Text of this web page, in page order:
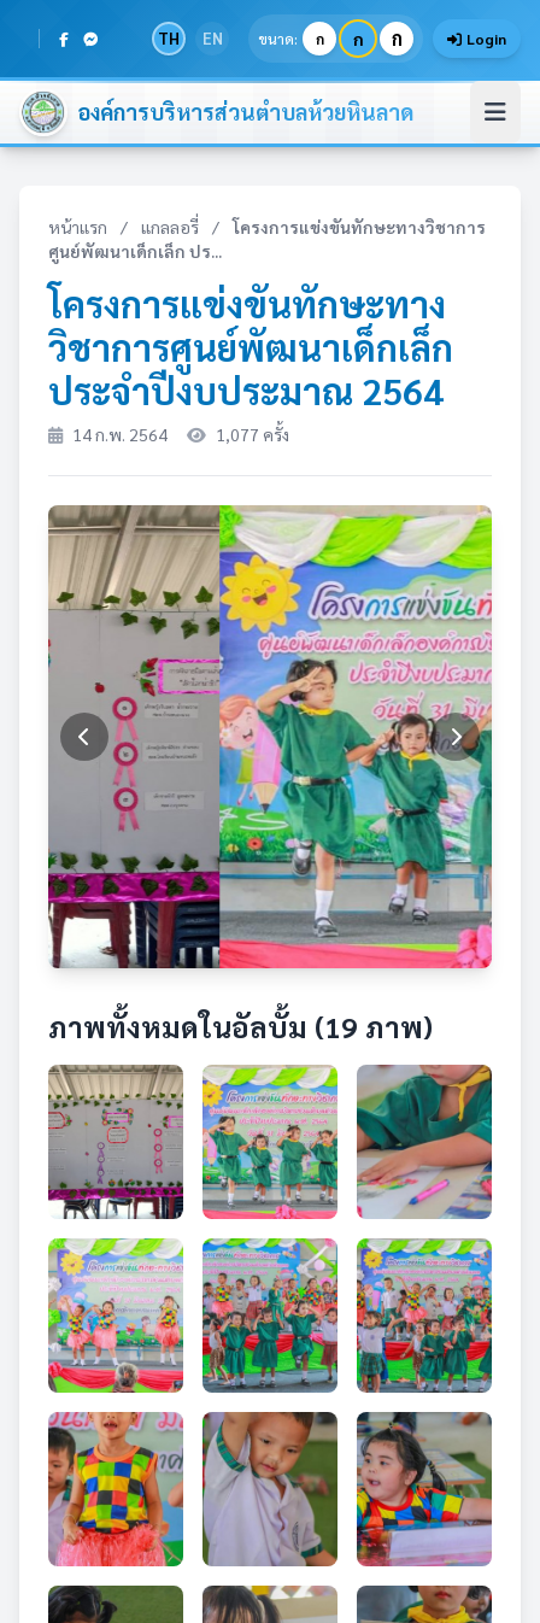
TH EN ขนาด: ก ก ก Login
องค์การบริหารส่วนตำบลห้วยหินลาด
หน้าแรก / แกลลอรี่ /
โครงการแข่งขันทักษะทางวิชาการ
ศูนย์พัฒนาเด็กเล็ก ปร...
โครงการแข่งขันทักษะทาง
วิชาการศูนย์พัฒนาเด็กเล็ก
ประจำปีงบประมาณ 2564
14 ก.พ. 2564 1,077 ครั้ง
ภาพทั้งหมดในอัลบั้ม (19 ภาพ)